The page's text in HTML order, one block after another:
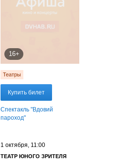
16+
Театры
Купить билет
Спектакль "Вдовий
пароход"
1 октября, 11:00
ТЕАТР ЮНОГО ЗРИТЕЛЯ